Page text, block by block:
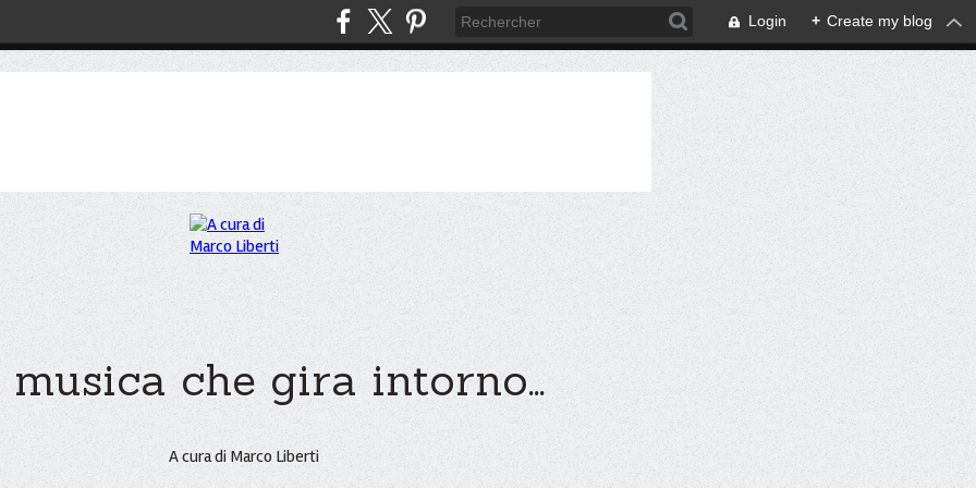
Login + Create my blog
che gira intorno...
A cura di Marco Liberti